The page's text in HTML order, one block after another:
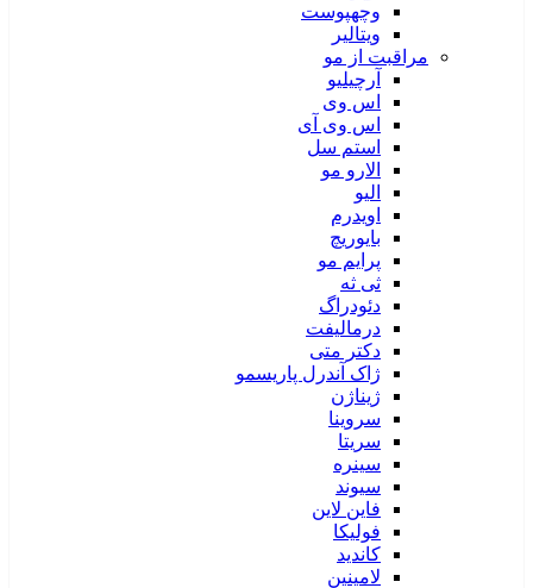
وچهپوست
ویتالیر
مراقبت از مو
آرچیلیو
اس وی
اس وی آی
استم سل
الارو مو
الیو
اویدرم
بایوریچ
پرایم مو
ثی ثه
دئودراگ
درمالیفت
دکتر متی
ژاک آندرل پاریسمو
ژیناژن
سروینا
سریتا
سینره
سیوند
فاین لاین
فولیکا
کاندید
لامینین